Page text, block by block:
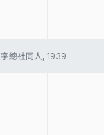
總社同人, 1939